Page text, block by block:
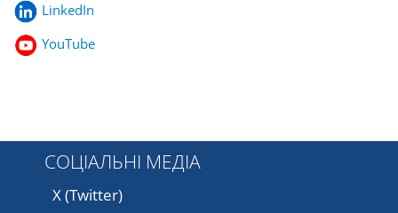
LinkedIn
YouTube
СОЦІАЛЬНІ МЕДІА
X (Twitter)